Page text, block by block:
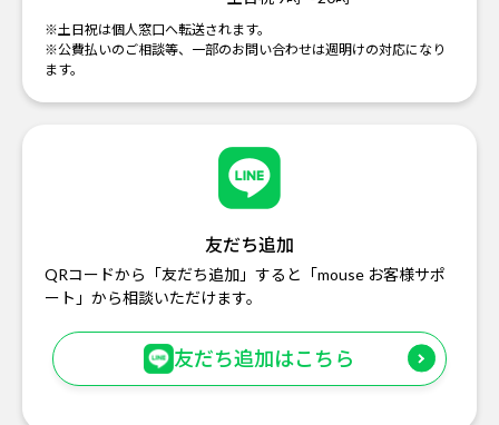
※土日祝は個人窓口へ転送されます。
※公費払いのご相談等、一部のお問い合わせは週明けの対応になり
ます。
友だち追加
QRコードから「友だち追加」すると「mouse お客様サポ
ート」から相談いただけます。
友だち追加はこちら